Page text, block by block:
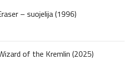
– suojelija (1996)
of the Kremlin (2025)